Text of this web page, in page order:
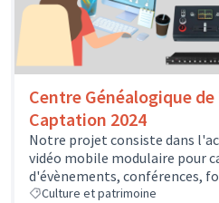
Centre Généalogique
Captation 2024
Notre projet consiste dans
vidéo mobile modulaire pour
d'évènements, conférences,
Culture et patrimoine